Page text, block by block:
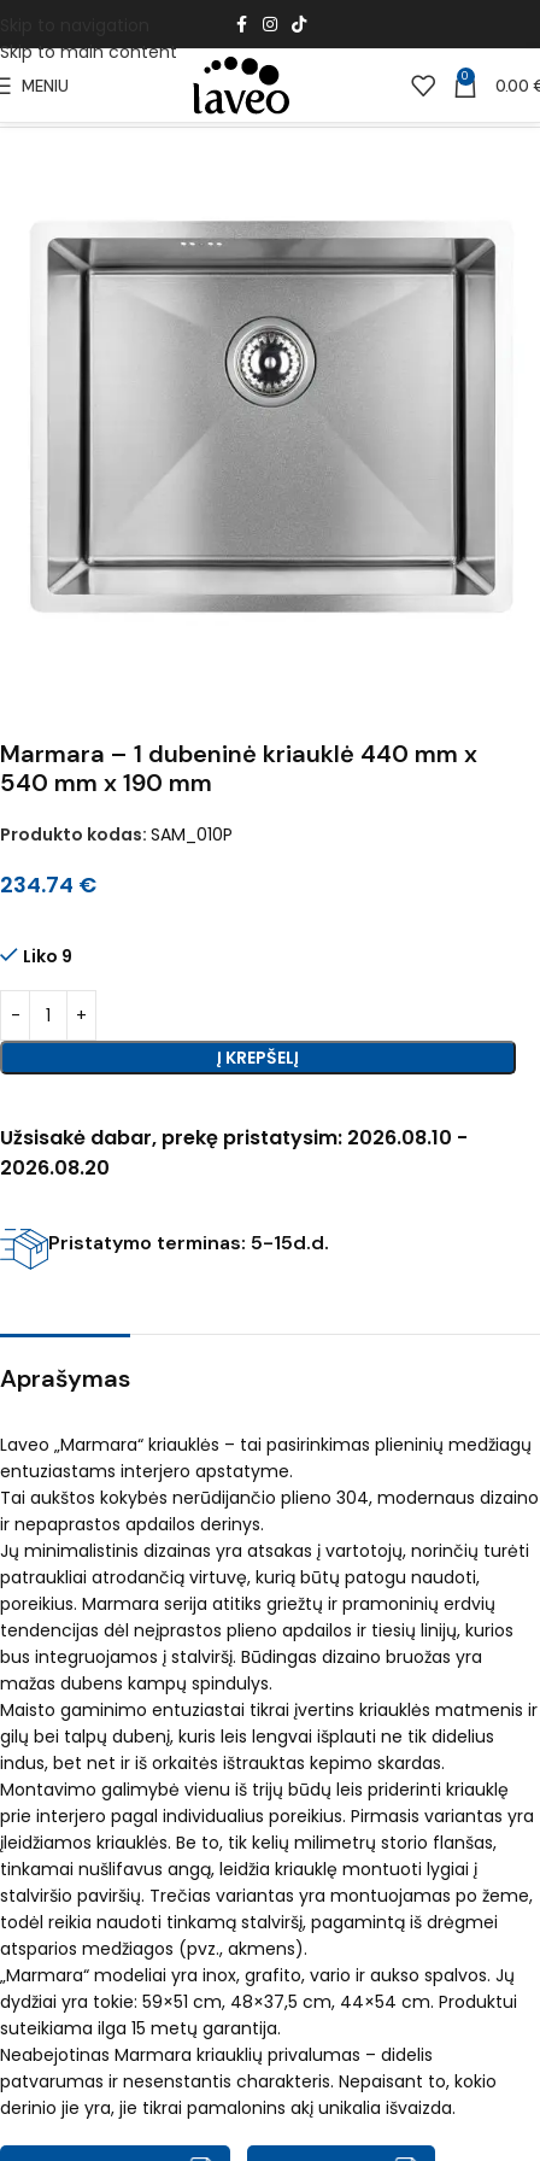
Skip to main content
MENIU 0 0.00
Pradžia Plieninės kriauklės
Marmara – 1 dubeninė kriauklė 440 mm x
540 mm x 190 mm
Produkto kodas: SAM_010P
234.74 €
Liko 9
Į KREPŠELĮ
Užsisakė dabar, prekę pristatysim: 2026.08.10 -
2026.08.20
Pristatymo terminas: 5-15d.d.
Aprašymas
Laveo „Marmara“ kriauklės – tai pasirinkimas plieninių medžiagų
entuziastams interjero apstatyme.
Tai aukštos kokybės nerūdijančio plieno 304, modernaus dizaino
ir nepaprastos apdailos derinys.
Jų minimalistinis dizainas yra atsakas į vartotojų, norinčių turėti
patraukliai atrodančią virtuvę, kurią būtų patogu naudoti,
poreikius. Marmara serija atitiks griežtų ir pramoninių erdvių
tendencijas dėl neįprastos plieno apdailos ir tiesių linijų, kurios
bus integruojamos į stalviršį. Būdingas dizaino bruožas yra
mažas dubens kampų spindulys.
Maisto gaminimo entuziastai tikrai įvertins kriauklės matmenis ir
gilų bei talpų dubenį, kuris leis lengvai išplauti ne tik didelius
indus, bet net ir iš orkaitės ištrauktas kepimo skardas.
Montavimo galimybė vienu iš trijų būdų leis priderinti kriauklę
prie interjero pagal individualius poreikius. Pirmasis variantas yra
įleidžiamos kriauklės. Be to, tik kelių milimetrų storio flanšas,
tinkamai nušlifavus angą, leidžia kriauklę montuoti lygiai į
stalviršio paviršių. Trečias variantas yra montuojamas po žeme,
todėl reikia naudoti tinkamą stalviršį, pagamintą iš drėgmei
atsparios medžiagos (pvz., akmens).
„Marmara“ modeliai yra inox, grafito, vario ir aukso spalvos. Jų
dydžiai yra tokie: 59×51 cm, 48×37,5 cm, 44×54 cm. Produktui
suteikiama ilga 15 metų garantija.
Neabejotinas Marmara kriauklių privalumas – didelis
patvarumas ir nesenstantis charakteris. Nepaisant to, kokio
derinio jie yra, jie tikrai pamalonins akį unikalia išvaizda.